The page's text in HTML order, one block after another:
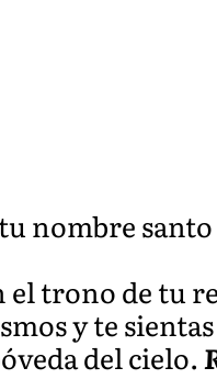
nombre
el trono de tu
y te
del cielo.